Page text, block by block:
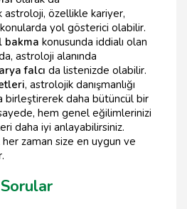
özellikle kariyer,
yol gösterici olabilir.
bakma konusunda iddialı olan
astroloji alanında
falcı da listenizde olabilir.
, astrolojik danışmanlığı
birleştirerek daha bütüncül bir
sayede, hem genel eğilimlerinizi
daha iyi anlayabilirsiniz.
her zaman size en uygun ve